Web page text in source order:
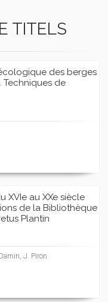
TITELS
des berges
Techniques de
XVIe au XXe siècle
de la Bibliothèque
Plantin
J. Piron